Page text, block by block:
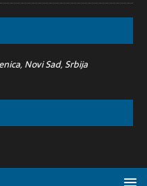
Novi Sad, Srbija